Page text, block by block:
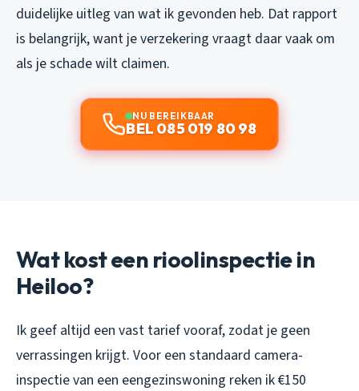
duidelijke uitleg van wat ik gevonden heb. Dat rapport
is belangrijk, want je verzekering vraagt daar vaak om
als je schade wilt claimen.
NU BEREIKBAAR
BEL 085 019 80 98
Wat kost een rioolinspectie in
Heiloo?
Ik geef altijd een vast tarief vooraf, zodat je geen
verrassingen krijgt. Voor een standaard camera-
inspectie van een eengezinswoning reken ik €150